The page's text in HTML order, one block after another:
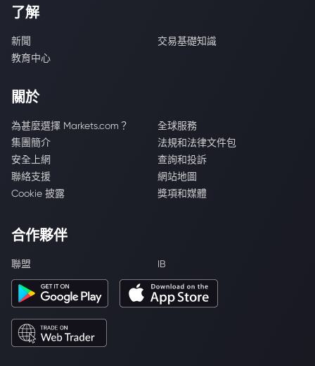
了解
新聞
交易基礎知識
教育中心
關於
為甚麼選擇 Markets.com？
全球服務
集團簡介
法規和法律文件包
安全上網
查詢和投訴
聯絡支援
網站地圖
Cookie 披露
獎項和媒體
合作夥伴
聯盟 IB